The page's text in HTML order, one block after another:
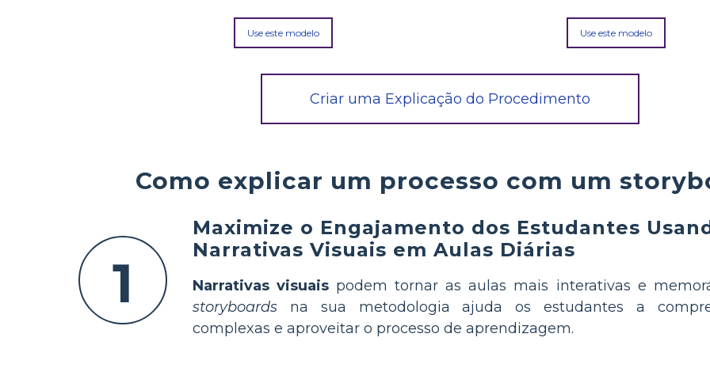
Use este modelo Use este modelo
Criar uma Explicação do Procedimento
Como explicar um processo com um
1
Maximize o Engajamento dos Estudantes
Narrativas Visuais em Aulas Diárias
Narrativas visuais podem tornar as aulas mais interativas e
storyboards na sua metodologia ajuda os estudantes a
complexas e aproveitar o processo de aprendizagem.